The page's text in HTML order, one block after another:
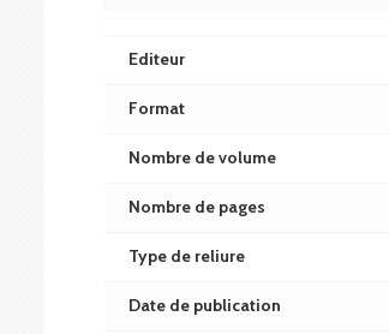
Editeur
Format
Nombre de volume
Nombre de pages
Type de reliure
Date de publication